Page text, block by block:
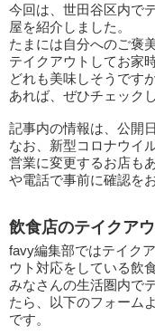
今回は、世田谷区内で
屋を紹介しました。
たまには自分へのご褒
テイクアウトしてお家
どれも美味しそうです
あれば、ぜひチェック
記事内の情報は、公開
なお、新型コロナウイ
営業に変更するお店も
や電話で事前に確認を
飲食店のテイクア
favy編集部ではテイク
ウト対応をしている飲
みなさんの生活圏内で
たら、以下のフォーム
です。